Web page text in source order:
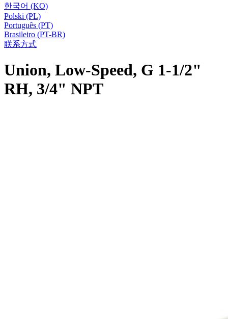
한국어 (KO)
Polski (PL)
Português (PT)
Brasileiro (PT-BR)
联系方式
Union, Low-Speed, G 1-1/2"
RH, 3/4" NPT